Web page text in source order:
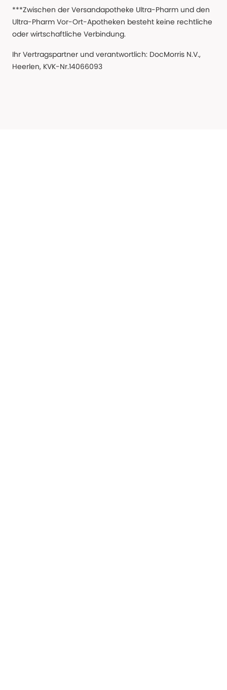
***Zwischen der Versandapotheke Ultra-Pharm und den
Ultra-Pharm Vor-Ort-Apotheken besteht keine rechtliche
oder wirtschaftliche Verbindung.
Ihr Vertragspartner und verantwortlich: DocMorris N.V.,
Heerlen, KVK-Nr.14066093